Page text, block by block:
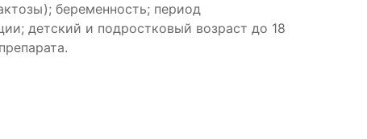
беременность; период
детский и подростковый возраст до 18